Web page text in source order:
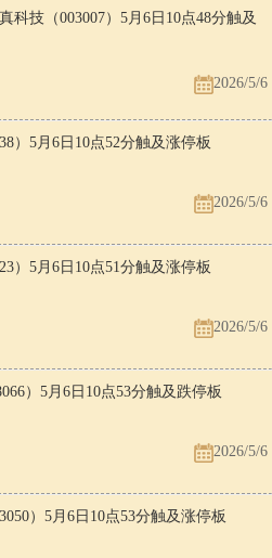
科技（003007）5月6日10点48分触及
2026/5/6
）5月6日10点52分触及涨停板
2026/5/6
）5月6日10点51分触及涨停板
2026/5/6
）5月6日10点53分触及跌停板
2026/5/6
）5月6日10点53分触及涨停板